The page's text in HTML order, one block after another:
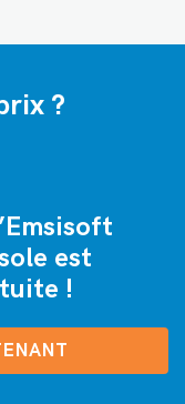
?
est
!